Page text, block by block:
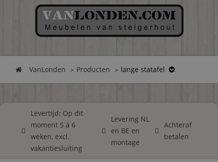
VanLonden Producten lange statafel
Levertijd: Op dit
moment 5 á 6
weken, excl.
vakantiesluiting
Levering NL
en BE en
montage
Achteraf
betalen